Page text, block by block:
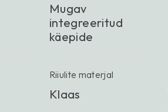
Mugav
integreeritud
käepide
Riiulite materjal
Klaas